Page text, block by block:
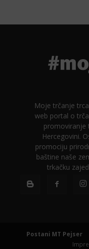
Moje trčanje
web portal o
promoviranje
Hercegovini.
promociju
baštine naše
trkačku
Postani MT Pejser